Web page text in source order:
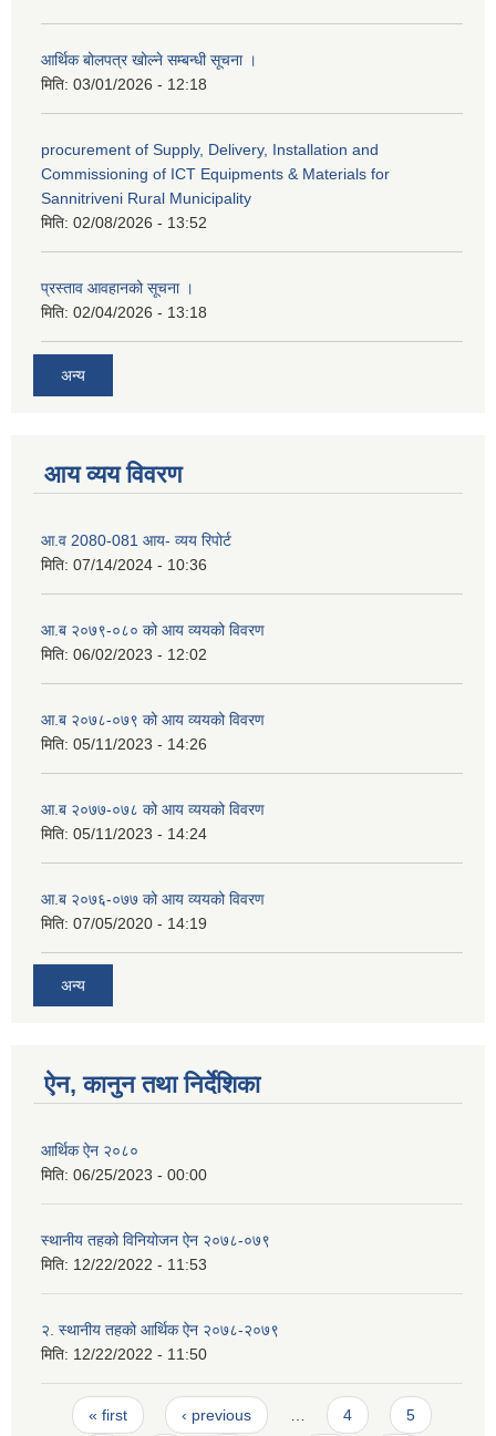
आर्थिक बोलपत्र खोल्ने सम्बन्धी सूचना ।
मिति: 03/01/2026 - 12:18
procurement of Supply, Delivery, Installation and
Commissioning of ICT Equipments & Materials for
Sannitriveni Rural Municipality
मिति: 02/08/2026 - 13:52
प्रस्ताव आवहानको सूचना ।
मिति: 02/04/2026 - 13:18
अन्य
आय व्यय विवरण
आ.व 2080-081 आय- व्यय रिपोर्ट
मिति: 07/14/2024 - 10:36
आ.ब २०७९-०८० को आय व्ययको विवरण
मिति: 06/02/2023 - 12:02
आ.ब २०७८-०७९ को आय व्ययको विवरण
मिति: 05/11/2023 - 14:26
आ.ब २०७७-०७८ को आय व्ययको विवरण
मिति: 05/11/2023 - 14:24
आ.ब २०७६-०७७ को आय व्ययको विवरण
मिति: 07/05/2020 - 14:19
अन्य
ऐन, कानुन तथा निर्देशिका
आर्थिक ऐन २०८०
मिति: 06/25/2023 - 00:00
स्थानीय तहको विनियोजन ऐन २०७८-०७९
मिति: 12/22/2022 - 11:53
२. स्थानीय तहको आर्थिक ऐन २०७८-२०७९
मिति: 12/22/2022 - 11:50
Pages
« first ‹ previous 4 5